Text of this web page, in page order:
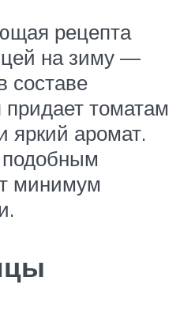
рецепта
на зиму —
составе
придает томатам
яркий аромат.
минимум